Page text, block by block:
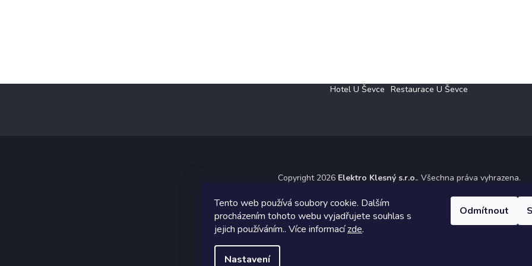
Tento web používá soubory cookie. Dalším
procházením tohoto webu vyjadřujete souhlas s
jejich používáním.. Více informacízde.
Nastavení
Odmítnout
Hotel U Ševce Restaurace U Ševce
Copyright 2026 Elektro Klesný s.r.o.. Všechna práva vyhrazena.
Tomáš Hlad&